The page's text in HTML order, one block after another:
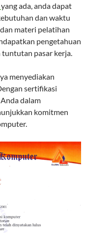
yang ada, anda dapat
dan waktu
materi pelatihan
pengetahuan
tuntutan pasar kerja.
menyediakan
sertifikasi
dalam
komitmen